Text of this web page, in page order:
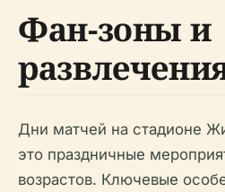
Фан-зоны и
Дни матчей на стадионе
это праздничные
возрастов. Ключевые